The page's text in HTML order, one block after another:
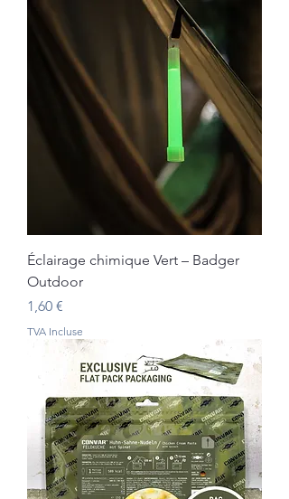
Éclairage chimique Vert – Badger
Outdoor
Prix
1,60 €
TVA Incluse